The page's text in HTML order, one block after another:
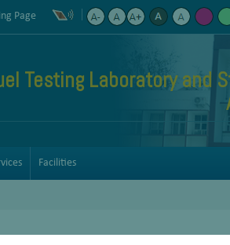
Page
Testing Laboratory and
Facilities